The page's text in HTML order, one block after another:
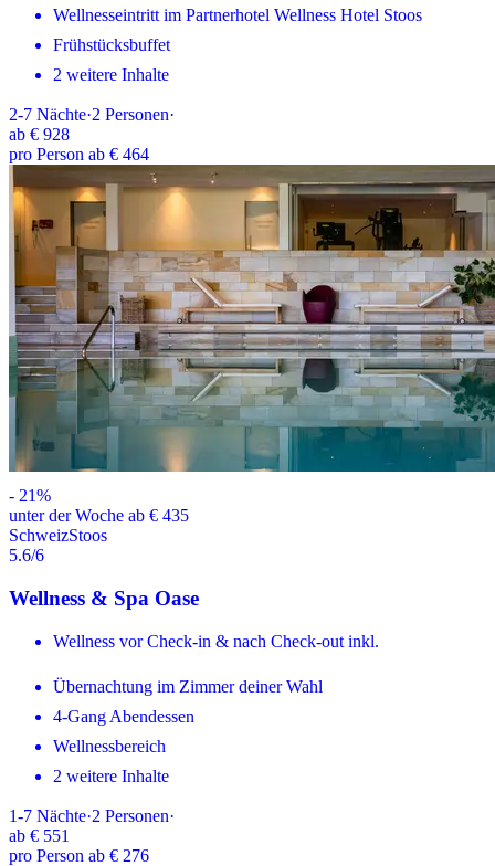
Wellnesseintritt im Partnerhotel Wellness Hotel Stoos
Frühstücksbuffet
2 weitere Inhalte
2-7 Nächte·2 Personen·
ab € 928
pro Person ab € 464
- 21%
unter der Woche ab € 435
SchweizStoos
5.6/6
Wellness & Spa Oase
Wellness vor Check-in & nach Check-out inkl.
Übernachtung im Zimmer deiner Wahl
4-Gang Abendessen
Wellnessbereich
2 weitere Inhalte
1-7 Nächte·2 Personen·
ab € 551
pro Person ab € 276